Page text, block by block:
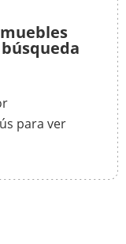
para ver